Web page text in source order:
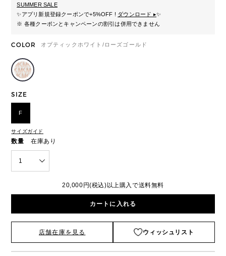
SUMMER SALE
✨アプリ新規登録クーポンで+5%OFF ! ダウンロード ▸✨
※ 各種クーポンとキャンペーンの割引は併用できません
COLOR オプティックホワイト/ローズゴールド
SIZE
F
サイズガイド
数量 在庫あり
1
20,000円(税込)以上購入で送料無料
カートに入れる
店舗在庫を見る ウィッシュリスト